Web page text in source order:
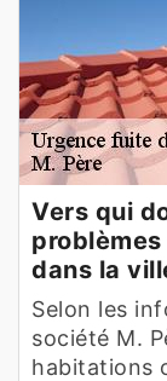
Vers qui
dans la
Selon les
société M.
habitations